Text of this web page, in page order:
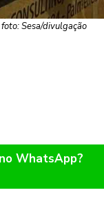
Sesa/divulgação
WhatsApp?